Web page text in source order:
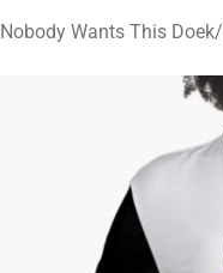
Nobody Wants This Doek/